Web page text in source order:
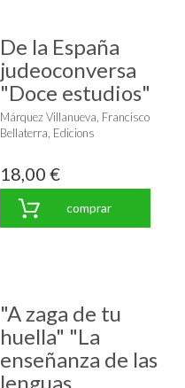
De la España
judeoconversa
"Doce estudios"
Márquez Villanueva, Francisco
Bellaterra, Edicions
18,00 €
comprar
"A zaga de tu
huella" "La
enseñanza de las
lenguas